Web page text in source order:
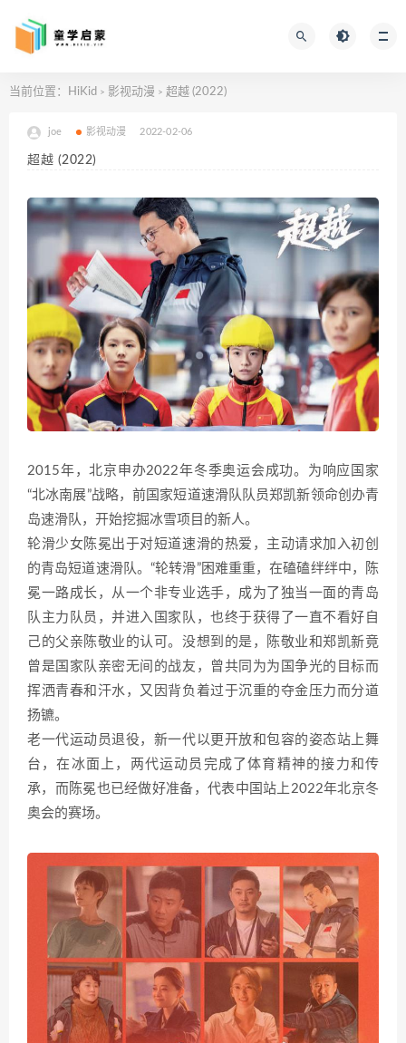
当前位置： HiKid > 影视动漫 > 超越 (2022)
joe 影视动漫 2022-02-06
超越 (2022)
2015年，北京申办2022年冬季奥运会成功。为响应国家
“北冰南展”战略，前国家短道速滑队队员郑凯新领命创办青
岛速滑队，开始挖掘冰雪项目的新人。
轮滑少女陈冕出于对短道速滑的热爱，主动请求加入初创
的青岛短道速滑队。“轮转滑”困难重重，在磕磕绊绊中，陈
冕一路成长，从一个非专业选手，成为了独当一面的青岛
队主力队员，并进入国家队，也终于获得了一直不看好自
己的父亲陈敬业的认可。没想到的是，陈敬业和郑凯新竟
曾是国家队亲密无间的战友，曾共同为为国争光的目标而
挥洒青春和汗水，又因背负着过于沉重的夺金压力而分道
扬镳。
老一代运动员退役，新一代以更开放和包容的姿态站上舞
台，在冰面上，两代运动员完成了体育精神的接力和传
承，而陈冕也已经做好准备，代表中国站上2022年北京冬
奥会的赛场。